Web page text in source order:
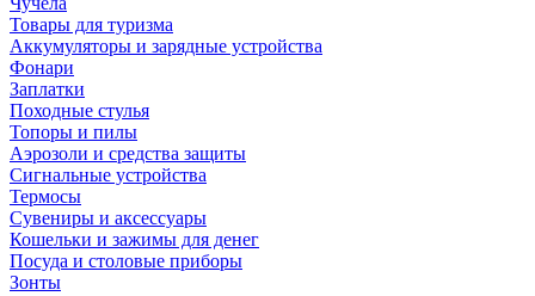
Товары для туризма
Аккумуляторы и зарядные устройства
Фонари
Заплатки
Походные стулья
Топоры и пилы
Аэрозоли и средства защиты
Сигнальные устройства
Термосы
Сувениры и аксессуары
Кошельки и зажимы для денег
Посуда и столовые приборы
Зонты